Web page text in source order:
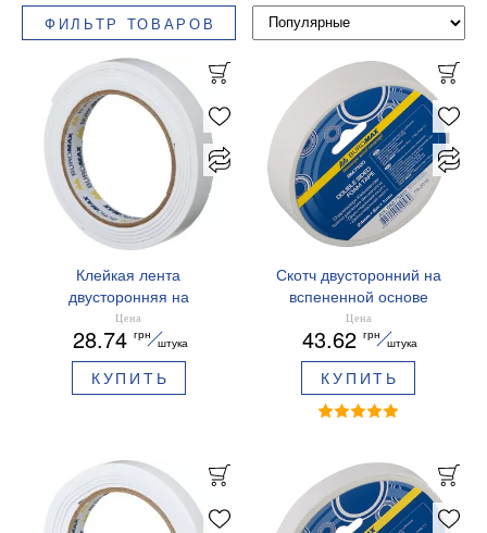
ФИЛЬТР ТОВАРОВ
Клейкая лента
двусторонняя на
вспененной основе 18 мм
х2м /8 шт.Buromax
BM.7516
Цена
28.74 грн
штука
КУПИТЬ
Скотч двусторонний на
вспененной основе
Buromax BM.7520
Цена
43.62 грн
штука
КУПИТЬ